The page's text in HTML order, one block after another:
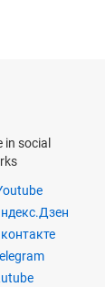
in social